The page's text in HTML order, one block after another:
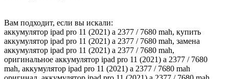
Вам подходит, если вы искали:
аккумулятор ipad pro 11 (2021) a 2377 / 7680 mah, купить
аккумулятор ipad pro 11 (2021) a 2377 / 7680 mah, замена
аккумулятор ipad pro 11 (2021) a 2377 / 7680 mah,
оригинальное аккумулятор ipad pro 11 (2021) a 2377 / 7680
mah, аккумулятор ipad pro 11 (2021) a 2377 / 7680 mah